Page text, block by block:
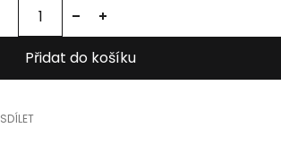
Přidat do košíku
SDÍLET